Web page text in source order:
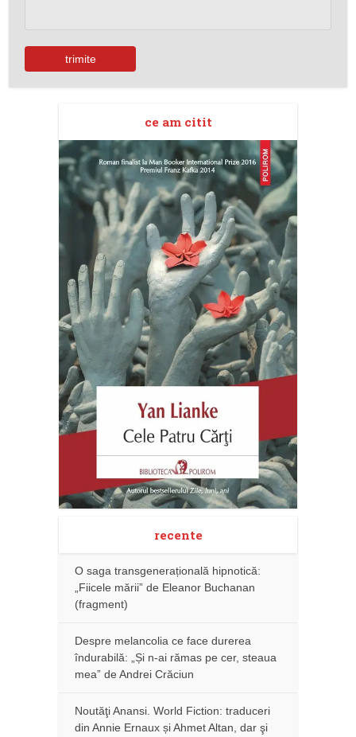
ce am citit
recente
O saga transgenerațională hipnotică:
„Fiicele mării” de Eleanor Buchanan
(fragment)
Despre melancolia ce face durerea
îndurabilă: „Și n-ai rămas pe cer, steaua
mea” de Andrei Crăciun
Noutăţi Anansi. World Fiction: traduceri
din Annie Ernaux și Ahmet Altan, dar şi